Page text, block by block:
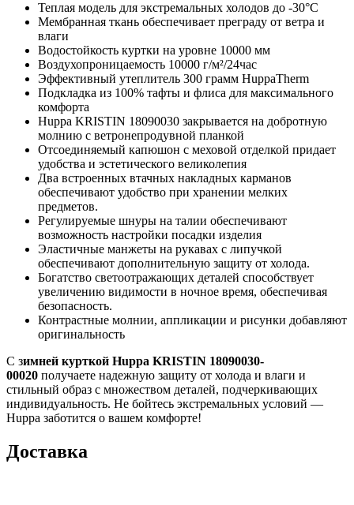
Теплая модель для экстремальных холодов до -30°C
Мембранная ткань обеспечивает преграду от ветра и
влаги
Водостойкость куртки на уровне 10000 мм
Воздухопроницаемость 10000 г/м²/24час
Эффективный утеплитель 300 грамм HuppaTherm
Подкладка из 100% тафты и флиса для максимального
комфорта
Huppa KRISTIN 18090030 закрывается на добротную
молнию с ветронепродувной планкой
Отсоединяемый капюшон с меховой отделкой придает
удобства и эстетического великолепия
Два встроенных втачных накладных карманов
обеспечивают удобство при хранении мелких
предметов.
Регулируемые шнуры на талии обеспечивают
возможность настройки посадки изделия
Эластичные манжеты на рукавах с липучкой
обеспечивают дополнительную защиту от холода.
Богатство светоотражающих деталей способствует
увеличению видимости в ночное время, обеспечивая
безопасность.
Контрастные молнии, аппликации и рисунки добавляют
оригинальность
С зимней курткой Huppa KRISTIN 18090030-
00020 получаете надежную защиту от холода и влаги и
стильный образ с множеством деталей, подчеркивающих
индивидуальность. Не бойтесь экстремальных условий —
Huppa заботится о вашем комфорте!
Доставка